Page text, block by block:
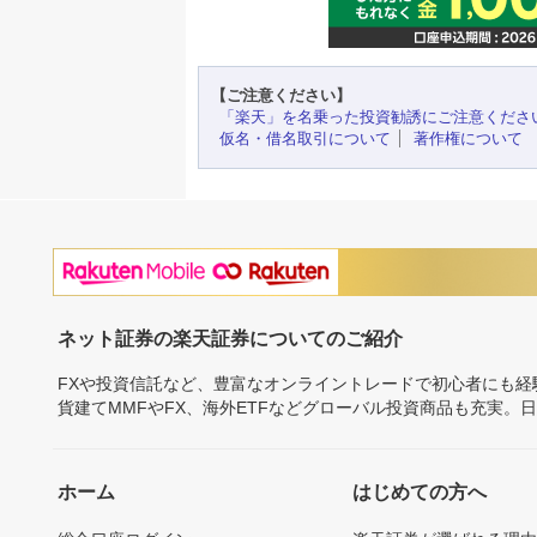
【ご注意ください】
「楽天」を名乗った投資勧誘にご注意くださ
仮名・借名取引について
著作権について
ネット証券の楽天証券についてのご紹介
FXや投資信託など、豊富なオンライントレードで初心者にも
貨建てMMFやFX、海外ETFなどグローバル投資商品も充実。
ホーム はじめての方へ